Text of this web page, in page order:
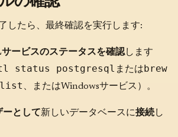
したら、最終確認を実行します:
ービスのステータスを確認します
status postgresql またはbrew
list 、またはWindowsサービス）。
ーとして新しいデータベースに接続し